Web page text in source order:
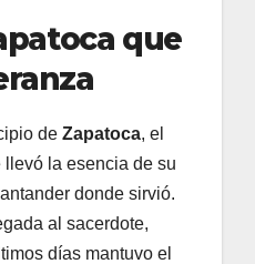
que
de Zapatoca, el
la esencia de su
donde sirvió.
al sacerdote,
días mantuvo el